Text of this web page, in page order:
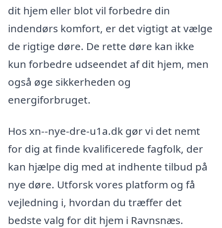
dit hjem eller blot vil forbedre din
indendørs komfort, er det vigtigt at vælge
de rigtige døre. De rette døre kan ikke
kun forbedre udseendet af dit hjem, men
også øge sikkerheden og
energiforbruget.
Hos xn--nye-dre-u1a.dk gør vi det nemt
for dig at finde kvalificerede fagfolk, der
kan hjælpe dig med at indhente tilbud på
nye døre. Utforsk vores platform og få
vejledning i, hvordan du træffer det
bedste valg for dit hjem i Ravnsnæs.